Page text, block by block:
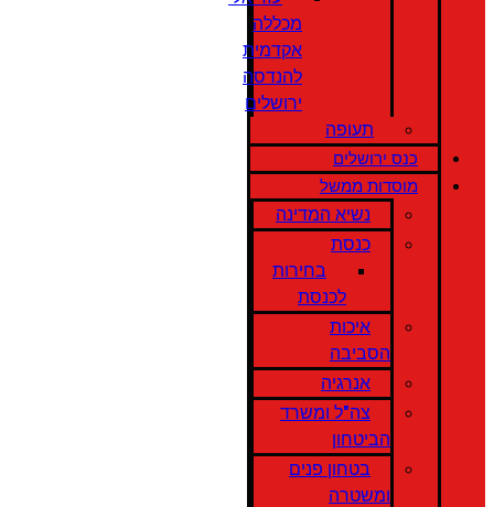
מכללה
אקדמית
להנדסה
ירושלים
תעופה
כנס ירושלים
מוסדות ממשל
נשיא המדינה
כנסת
בחירות
לכנסת
איכות
הסביבה
אנרגיה
צה"ל ומשרד
הביטחון
בטחון פנים
ומשטרה